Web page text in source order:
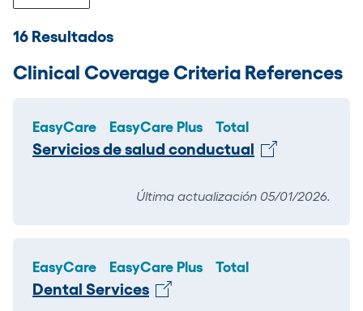
16 Resultados
Clinical Coverage Criteria References
EasyCare EasyCare Plus Total
Servicios de salud conductual
Última actualización 05/01/2026.
EasyCare EasyCare Plus Total
Dental Services